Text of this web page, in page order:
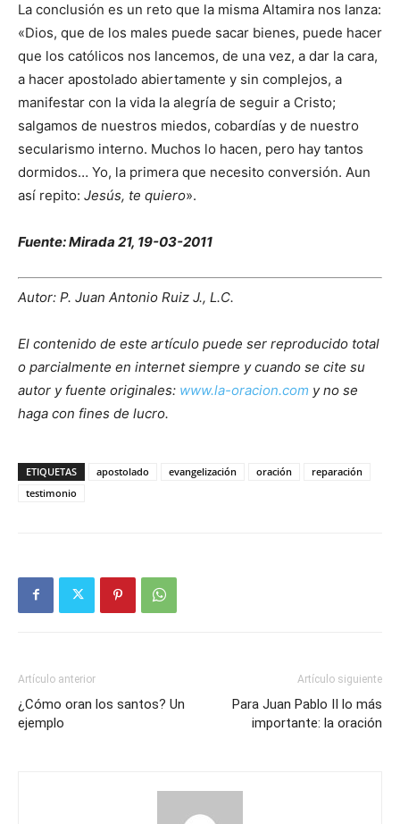
La conclusión es un reto que la misma Altamira nos lanza:
«Dios, que de los males puede sacar bienes, puede hacer
que los católicos nos lancemos, de una vez, a dar la cara,
a hacer apostolado abiertamente y sin complejos, a
manifestar con la vida la alegría de seguir a Cristo;
salgamos de nuestros miedos, cobardías y de nuestro
secularismo interno. Muchos lo hacen, pero hay tantos
dormidos… Yo, la primera que necesito conversión. Aun
así repito: Jesús, te quiero».
Fuente: Mirada 21, 19-03-2011
Autor: P. Juan Antonio Ruiz J., L.C.
El contenido de este artículo puede ser reproducido total
o parcialmente en internet siempre y cuando se cite su
autor y fuente originales: www.la-oracion.com y no se
haga con fines de lucro.
ETIQUETAS apostolado evangelización oración
reparación
testimonio
Artículo anterior
¿Cómo oran los santos? Un
ejemplo
Artículo siguiente
Para Juan Pablo II lo más
importante: la oración